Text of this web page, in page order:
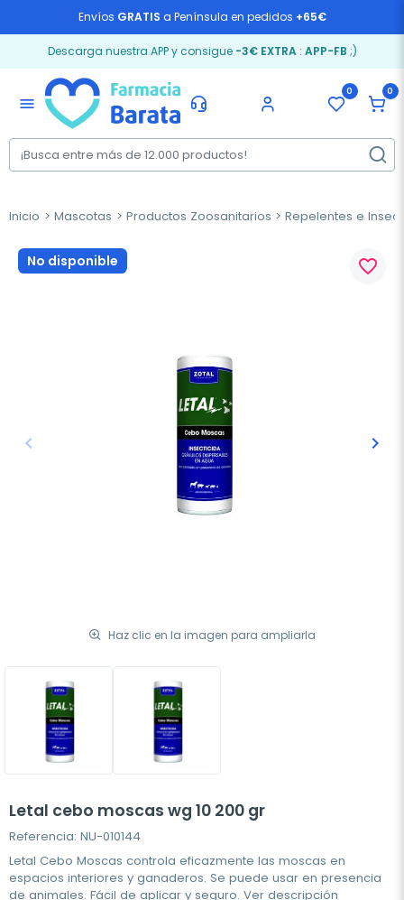
Envíos GRATIS a Península en pedidos +65€
Descarga nuestra APP y consigue -3€ EXTRA: APP-FB ;)
menu
0 0
Inicio Mascotas Productos Zoosanitarios Repelentes e
No disponible
Anterior
keyboard_arrow_left keyboard_arrow_right
Haz clic en la imagen para ampliarla
favorite_border
Letal cebo moscas wg 10 200 gr
Referencia: NU-010144
Letal Cebo Moscas controla eficazmente las moscas en
espacios interiores y ganaderos. Se puede usar en presencia
de animales. Fácil de aplicar y seguro. Ver descripción